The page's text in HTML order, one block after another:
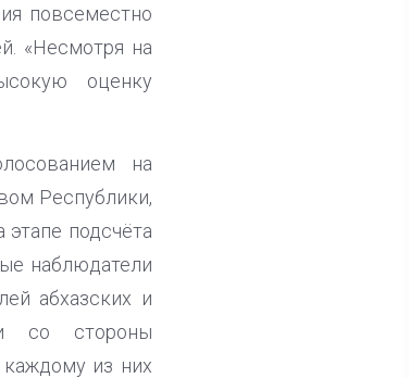
повсеместно
«Несмотря на
оценку
на
Республики,
подсчёта
наблюдатели
абхазских и
со стороны
каждому из них